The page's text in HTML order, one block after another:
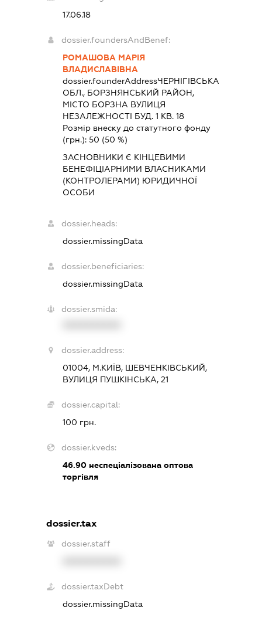
17.06.18
dossier.foundersAndBenef:
РОМАШОВА МАРІЯ
ВЛАДИСЛАВІВНА
dossier.founderAddressЧЕРНІГІВСЬКА
ОБЛ., БОРЗНЯНСЬКИЙ РАЙОН,
МІСТО БОРЗНА ВУЛИЦЯ
НЕЗАЛЕЖНОСТІ БУД. 1 КВ. 18
Розмір внеску до статутного фонду
(грн.):50 (50 %)
ЗАСНОВНИКИ Є КІНЦЕВИМИ
БЕНЕФІЦІАРНИМИ ВЛАСНИКАМИ
(КОНТРОЛЕРАМИ) ЮРИДИЧНОЇ
ОСОБИ
dossier.heads:
dossier.missingData
dossier.beneficiaries:
dossier.missingData
dossier.smida:
dossier.address:
01004, М.КИЇВ, ШЕВЧЕНКІВСЬКИЙ,
ВУЛИЦЯ ПУШКІНСЬКА, 21
dossier.capital:
100 грн.
dossier.kveds:
46.90 неспеціалізована оптова
торгівля
dossier.tax
dossier.staff
dossier.taxDebt
dossier.missingData